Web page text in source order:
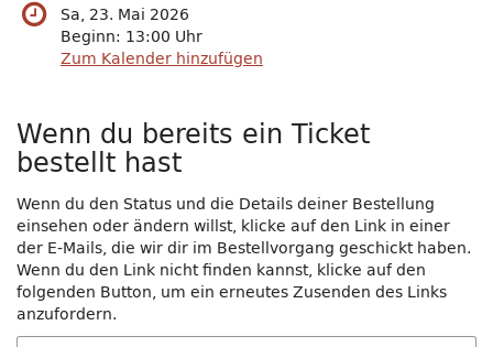
Sa, 23. Mai 2026
Beginn: 13:00 Uhr
Zum Kalender hinzufügen
Wenn du bereits ein Ticket
bestellt hast
Wenn du den Status und die Details deiner Bestellung
einsehen oder ändern willst, klicke auf den Link in einer
der E-Mails, die wir dir im Bestellvorgang geschickt haben.
Wenn du den Link nicht finden kannst, klicke auf den
folgenden Button, um ein erneutes Zusenden des Links
anzufordern.